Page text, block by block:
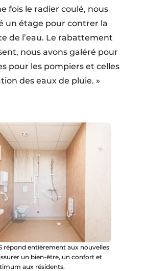
fois le radier coulé, nous
un étage pour contrer la
de l’eau. Le rabattement
nous avons galéré pour
pour les pompiers et celles
des eaux de pluie. »
répond entièrement aux nouvelles
un bien-être, un confort et
aux résidents.